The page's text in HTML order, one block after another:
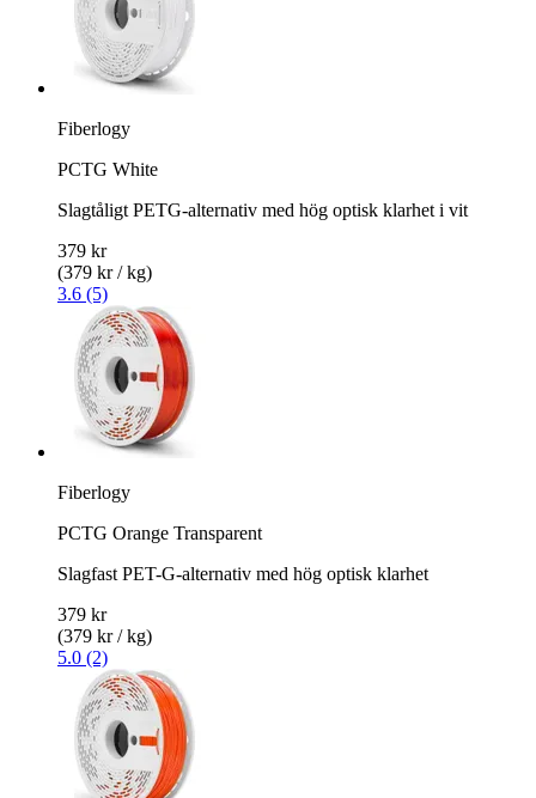
Fiberlogy
PCTG White
Slagtåligt PETG-alternativ med hög optisk klarhet i vit
379 kr
(379 kr / kg)
3.6 (5)
Fiberlogy
PCTG Orange Transparent
Slagfast PET-G-alternativ med hög optisk klarhet
379 kr
(379 kr / kg)
5.0 (2)